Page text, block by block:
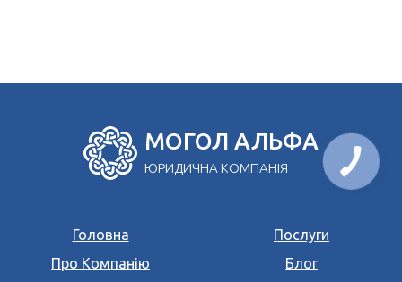
МОГОЛ АЛЬФА
ЮРИДИЧНА КОМПАНІЯ
Головна
Послуги
Про Компанію
Блог